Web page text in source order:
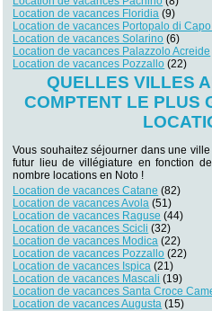
Location de vacances Floridia (9)
Location de vacances Portopalo di
Location de vacances Solarino (6)
Location de vacances Palazzolo Acreide
Location de vacances Pozzallo (22)
QUELLES VILLES
COMPTENT LE PLUS
Vous souhaitez séjourner dans une
futur lieu de villégiature en fonction
nombre locations en Noto !
Location de vacances Catane (82)
Location de vacances Avola (51)
Location de vacances Raguse (44)
Location de vacances Scicli (32)
Location de vacances Modica (22)
Location de vacances Pozzallo (22)
Location de vacances Ispica (21)
Location de vacances Mascali (19)
Location de vacances Santa Croce
Location de vacances Augusta (15)